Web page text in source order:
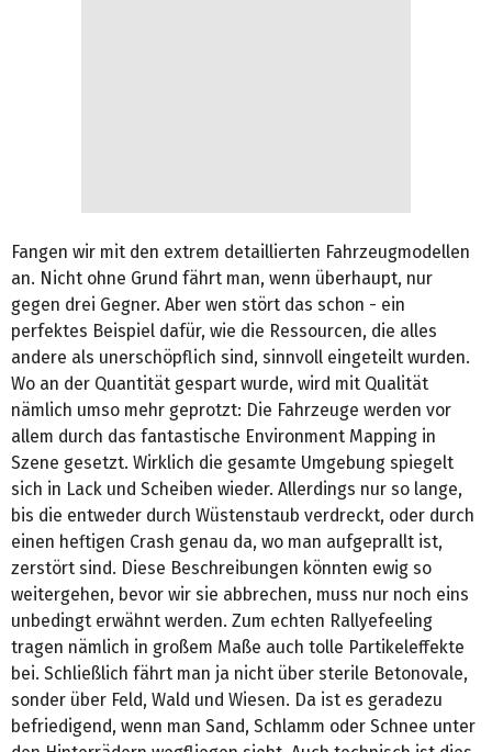
Fangen wir mit den extrem detaillierten Fahrzeugmodellen
an. Nicht ohne Grund fährt man, wenn überhaupt, nur
gegen drei Gegner. Aber wen stört das schon - ein
perfektes Beispiel dafür, wie die Ressourcen, die alles
andere als unerschöpflich sind, sinnvoll eingeteilt wurden.
Wo an der Quantität gespart wurde, wird mit Qualität
nämlich umso mehr geprotzt: Die Fahrzeuge werden vor
allem durch das fantastische Environment Mapping in
Szene gesetzt. Wirklich die gesamte Umgebung spiegelt
sich in Lack und Scheiben wieder. Allerdings nur so lange,
bis die entweder durch Wüstenstaub verdreckt, oder durch
einen heftigen Crash genau da, wo man aufgeprallt ist,
zerstört sind. Diese Beschreibungen könnten ewig so
weitergehen, bevor wir sie abbrechen, muss nur noch eins
unbedingt erwähnt werden. Zum echten Rallyefeeling
tragen nämlich in großem Maße auch tolle Partikeleffekte
bei. Schließlich fährt man ja nicht über sterile Betonovale,
sonder über Feld, Wald und Wiesen. Da ist es geradezu
befriedigend, wenn man Sand, Schlamm oder Schnee unter